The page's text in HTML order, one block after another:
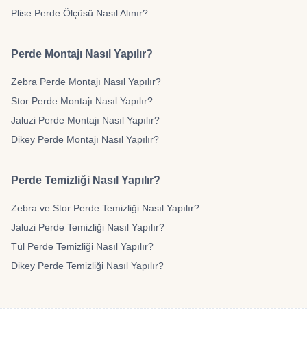
Plise Perde Ölçüsü Nasıl Alınır?
Perde Montajı Nasıl Yapılır?
Zebra Perde Montajı Nasıl Yapılır?
Stor Perde Montajı Nasıl Yapılır?
Jaluzi Perde Montajı Nasıl Yapılır?
Dikey Perde Montajı Nasıl Yapılır?
Perde Temizliği Nasıl Yapılır?
Zebra ve Stor Perde Temizliği Nasıl Yapılır?
Jaluzi Perde Temizliği Nasıl Yapılır?
Tül Perde Temizliği Nasıl Yapılır?
Dikey Perde Temizliği Nasıl Yapılır?